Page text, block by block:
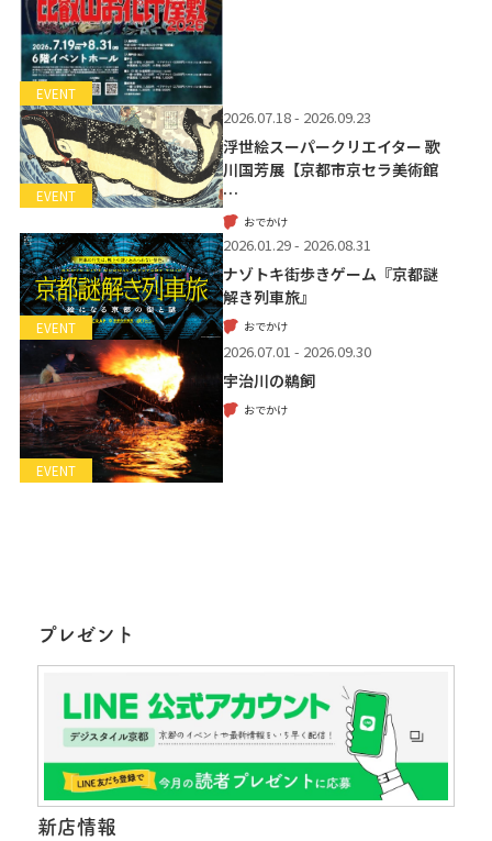
EVENT
EVENT
2026.07.18 - 2026.09.23
浮世絵スーパークリエイター 歌
川国芳展【京都市京セラ美術館
…
おでかけ
EVENT
2026.01.29 - 2026.08.31
ナゾトキ街歩きゲーム『京都謎
解き列車旅』
おでかけ
EVENT
2026.07.01 - 2026.09.30
宇治川の鵜飼
おでかけ
プレゼント
新店情報